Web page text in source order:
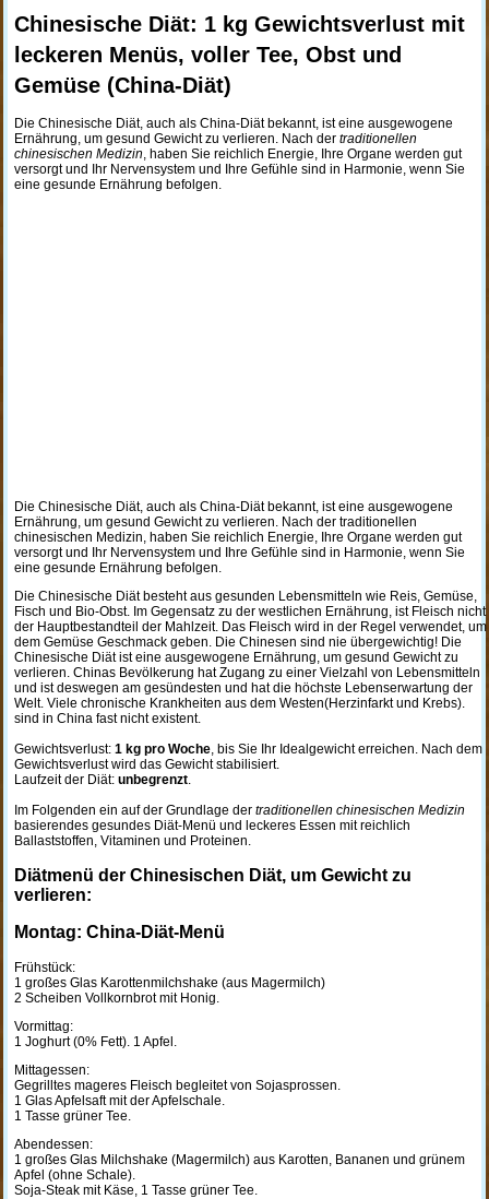
Chinesische Diät: 1 kg Gewichtsverlust mit
leckeren Menüs, voller Tee, Obst und
Gemüse (China-Diät)
Die Chinesische Diät, auch als China-Diät bekannt, ist eine ausgewogene
Ernährung, um gesund Gewicht zu verlieren. Nach der traditionellen
chinesischen Medizin, haben Sie reichlich Energie, Ihre Organe werden gut
versorgt und Ihr Nervensystem und Ihre Gefühle sind in Harmonie, wenn Sie
eine gesunde Ernährung befolgen.
Die Chinesische Diät, auch als China-Diät bekannt, ist eine ausgewogene
Ernährung, um gesund Gewicht zu verlieren. Nach der traditionellen
chinesischen Medizin, haben Sie reichlich Energie, Ihre Organe werden gut
versorgt und Ihr Nervensystem und Ihre Gefühle sind in Harmonie, wenn Sie
eine gesunde Ernährung befolgen.
Die Chinesische Diät besteht aus gesunden Lebensmitteln wie Reis, Gemüse,
Fisch und Bio-Obst. Im Gegensatz zu der westlichen Ernährung, ist Fleisch nicht
der Hauptbestandteil der Mahlzeit. Das Fleisch wird in der Regel verwendet, um
dem Gemüse Geschmack geben. Die Chinesen sind nie übergewichtig! Die
Chinesische Diät ist eine ausgewogene Ernährung, um gesund Gewicht zu
verlieren. Chinas Bevölkerung hat Zugang zu einer Vielzahl von Lebensmitteln
und ist deswegen am gesündesten und hat die höchste Lebenserwartung der
Welt. Viele chronische Krankheiten aus dem Westen(Herzinfarkt und Krebs).
sind in China fast nicht existent.
Gewichtsverlust: 1 kg pro Woche, bis Sie Ihr Idealgewicht erreichen. Nach dem
Gewichtsverlust wird das Gewicht stabilisiert.
Laufzeit der Diät: unbegrenzt.
Im Folgenden ein auf der Grundlage der traditionellen chinesischen Medizin
basierendes gesundes Diät-Menü und leckeres Essen mit reichlich
Ballaststoffen, Vitaminen und Proteinen.
Diätmenü der Chinesischen Diät, um Gewicht zu
verlieren:
Montag: China-Diät-Menü
Frühstück:
1 großes Glas Karottenmilchshake (aus Magermilch)
2 Scheiben Vollkornbrot mit Honig.
Vormittag:
1 Joghurt (0% Fett). 1 Apfel.
Mittagessen:
Gegrilltes mageres Fleisch begleitet von Sojasprossen.
1 Glas Apfelsaft mit der Apfelschale.
1 Tasse grüner Tee.
Abendessen:
1 großes Glas Milchshake (Magermilch) aus Karotten, Bananen und grünem
Apfel (ohne Schale).
Soja-Steak mit Käse, 1 Tasse grüner Tee.